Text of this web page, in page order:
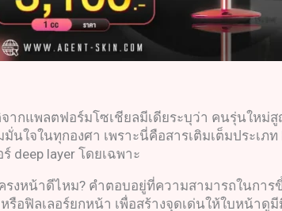
ากแพลตฟอร์มโซเชียลมีเดียระบุว่า คนรุ่นใหม่
นใจในทุกองศา เพราะนี่คือสารเติมเต็มประเ
deep layer โดยเฉพาะ
รงหน้าดีไหม? คำตอบอยู่ที่ความสามารถในกา
รือฟิลเลอร์ยกหน้า เพื่อสร้างจุดเด่นให้ใบหน้าดู